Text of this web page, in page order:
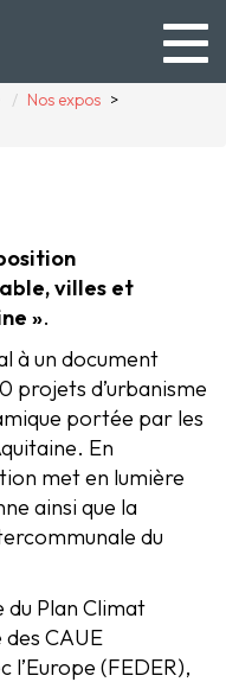
Nos expos
villes et
».
à un document
projets d’urbanisme
portée par les
En
met en lumière
ainsi que la
du
du Plan Climat
CAUE
l’Europe (FEDER),